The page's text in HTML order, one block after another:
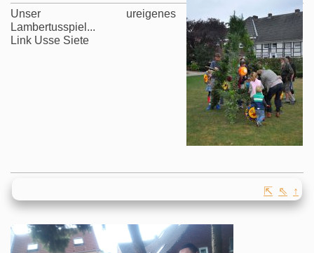
Unser ureigenes
Lambertusspiel...
Link Usse Siete
⇱ ⇖ ↑